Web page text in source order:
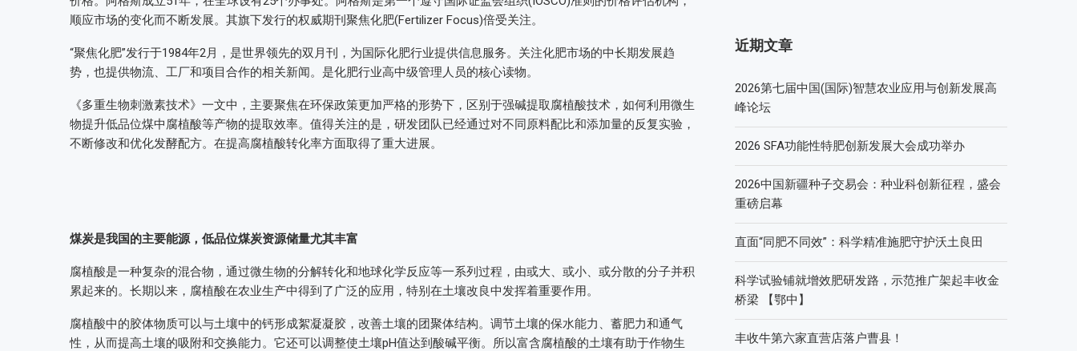
顺应市场的变化而不断发展。其旗下发行的权威期刊聚焦化肥(Fertilizer Focus)倍受关注。
“聚焦化肥”发行于1984年2月，是世界领先的双月刊，为国际化肥行业提供信息服务。关注化肥市场的中长期发展趋
势，也提供物流、工厂和项目合作的相关新闻。是化肥行业高中级管理人员的核心读物。
《多重生物刺激素技术》一文中，主要聚焦在环保政策更加严格的形势下，区别于强碱提取腐植酸技术，如何利用微生
物提升低品位煤中腐植酸等产物的提取效率。值得关注的是，研发团队已经通过对不同原料配比和添加量的反复实验，
不断修改和优化发酵配方。在提高腐植酸转化率方面取得了重大进展。
煤炭是我国的主要能源，低品位煤炭资源储量尤其丰富
腐植酸是一种复杂的混合物，通过微生物的分解转化和地球化学反应等一系列过程，由或大、或小、或分散的分子并积
累起来的。长期以来，腐植酸在农业生产中得到了广泛的应用，特别在土壤改良中发挥着重要作用。
腐植酸中的胶体物质可以与土壤中的钙形成絮凝凝胶，改善土壤的团聚体结构。调节土壤的保水能力、蓄肥力和通气
性，从而提高土壤的吸附和交换能力。它还可以调整使土壤pH值达到酸碱平衡。所以富含腐植酸的土壤有助于作物生
近期文章
2026第七届中国(国际)智慧农业应用与创新发展高
峰论坛
2026 SFA功能性特肥创新发展大会成功举办
2026中国新疆种子交易会：种业科创新征程，盛会
重磅启幕
直面“同肥不同效”：科学精准施肥守护沃土良田
科学试验铺就增效肥研发路，示范推广架起丰收金
桥梁 【鄂中】
丰收牛第六家直营店落户曹县！